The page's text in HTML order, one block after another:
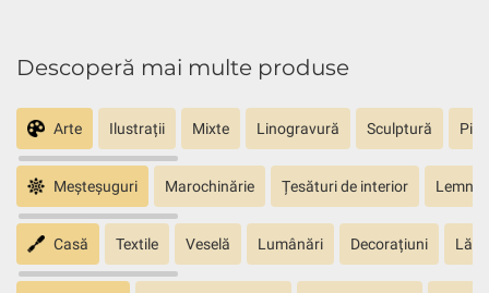
Descoperă mai multe produse
Arte Ilustrații Mixte Linogravură Sculptură
Meșteșuguri Marochinărie Țesături de interior Lemn
Casă Textile Veselă Lumânări Decorațiuni